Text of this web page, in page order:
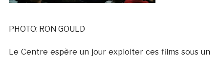
PHOTO: RON GOULD
Le Centre espère un jour exploiter ces films sous un